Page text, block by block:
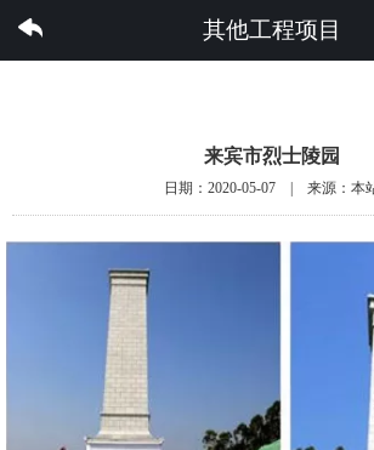
云开集团有限公司
其他工程项目
来宾市烈士陵园
日期：2020-05-07 | 来源：本